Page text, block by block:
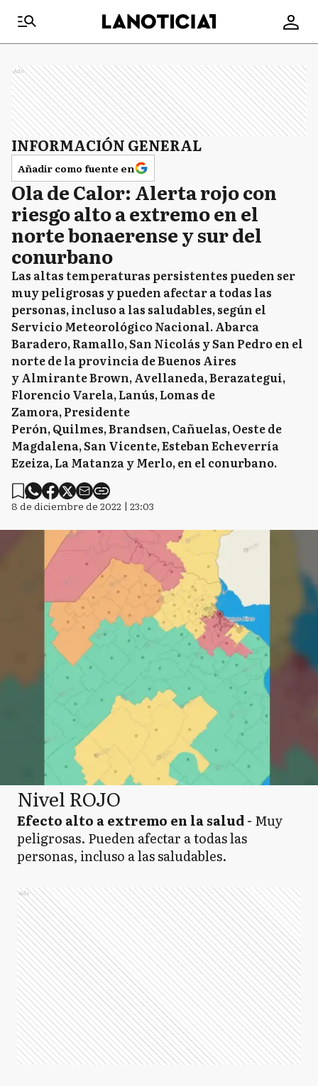
Ads
INFORMACIÓN GENERAL
Añadir como fuente en
Ola de Calor: Alerta rojo con
riesgo alto a extremo en el
norte bonaerense y sur del
conurbano
Las altas temperaturas persistentes pueden ser
muy peligrosas y pueden afectar a todas las
personas, incluso a las saludables, según el
Servicio Meteorológico Nacional. Abarca
Baradero, Ramallo, San Nicolás y San Pedro en el
norte de la provincia de Buenos Aires
y Almirante Brown, Avellaneda, Berazategui,
Florencio Varela, Lanús, Lomas de
Zamora, Presidente
Perón, Quilmes, Brandsen, Cañuelas, Oeste de
Magdalena, San Vicente, Esteban Echeverría
Ezeiza, La Matanza y Merlo, en el conurbano.
8 de diciembre de 2022 | 23:03
Nivel ROJO
Efecto alto a extremo en la salud - Muy
peligrosas. Pueden afectar a todas las
personas, incluso a las saludables.
Ads